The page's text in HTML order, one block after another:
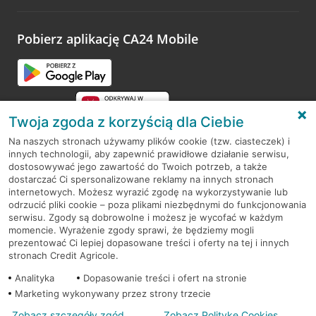
opinie.
Pobierz aplikację CA24 Mobile
RODO
Regulamin serwisu
Mapa serwisu
PolitykaCookies
Twoja zgoda z korzyścią dla Ciebie
Na naszych stronach używamy plików cookie (tzw. ciasteczek) i
innych technologii, aby zapewnić prawidłowe działanie serwisu,
dostosowywać jego zawartość do Twoich potrzeb, a także
dostarczać Ci spersonalizowane reklamy na innych stronach
internetowych. Możesz wyrazić zgodę na wykorzystywanie lub
odrzucić pliki cookie – poza plikami niezbędnymi do funkcjonowania
serwisu. Zgody są dobrowolne i możesz je wycofać w każdym
momencie. Wyrażenie zgody sprawi, że będziemy mogli
prezentować Ci lepiej dopasowane treści i oferty na tej i innych
stronach Credit Agricole.
Analityka
Dopasowanie treści i ofert na stronie
Marketing wykonywany przez strony trzecie